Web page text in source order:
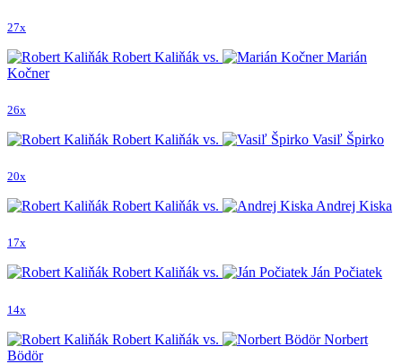
27x
Robert Kaliňák vs.
Marián
Kočner
26x
Robert Kaliňák vs. Vasiľ Špirko
20x
Robert Kaliňák vs. Andrej Kiska
17x
Robert Kaliňák vs. Ján Počiatek
14x
Robert Kaliňák vs.
Norbert
Bödör